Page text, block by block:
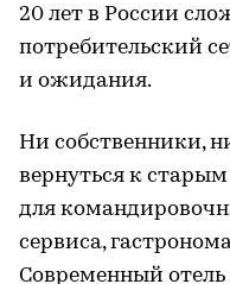
20 лет в России
потребительский
и ожидания.
Ни собственники,
вернуться к
для
сервиса,
Современный